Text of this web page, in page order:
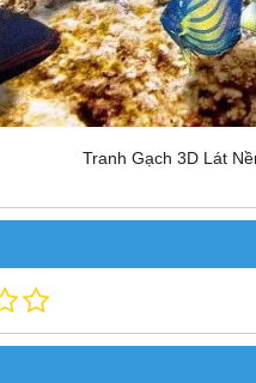
Tranh Gạch 3D Lát